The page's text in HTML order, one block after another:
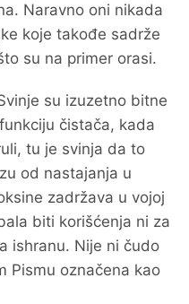
Naravno oni nikada
koje takođe sadrže
su na primer orasi.
su izuzetno bitne
čistača, kada
tu je svinja da to
od nastajanja u
zadržava u vojoj
biti korišćenja ni za
ishranu. Nije ni čudo
Pismu označena kao